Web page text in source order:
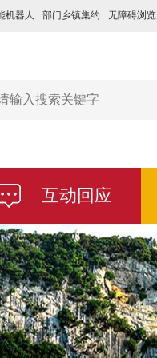
机器人 部门乡镇集约 无障碍浏览
互动回应